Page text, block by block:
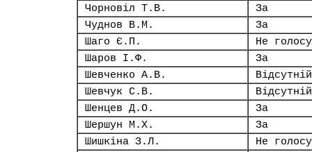
Чорновіл Т.В.
За
Чуднов В.М.
За
Шаго Є.П.
Не
Шаров І.Ф.
За
Шевченко А.В.
Відсутній
Шевчук С.В.
Відсутній
Шенцев Д.О.
За
Шершун М.Х.
За
Шишкіна З.Л.
Не